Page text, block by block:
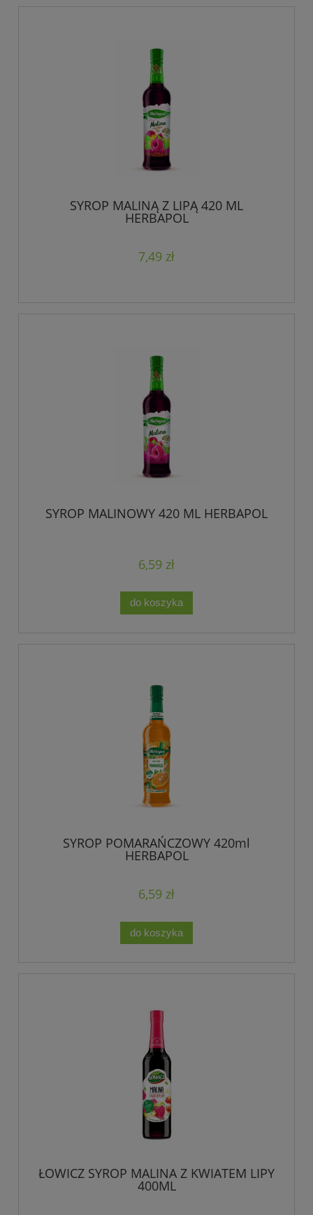
SYROP MALINĄ Z LIPĄ 420 ML
HERBAPOL
7,49 zł
SYROP MALINOWY 420 ML HERBAPOL
6,59 zł
do koszyka
SYROP POMARAŃCZOWY 420ml
HERBAPOL
6,59 zł
do koszyka
ŁOWICZ SYROP MALINA Z KWIATEM LIPY
400ML